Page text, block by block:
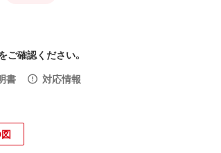
ご確認ください。
書
対応情報